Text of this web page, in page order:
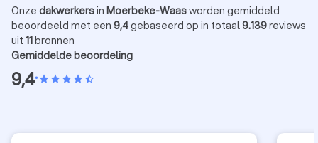
Onze dakwerkersin Moerbeke-Waasworden gemiddeld
beoordeeld met een 9,4gebaseerd op in totaal9.139reviews
uit 11bronnen
Gemiddelde beoordeling
9,4•starstarstarstarstar_half